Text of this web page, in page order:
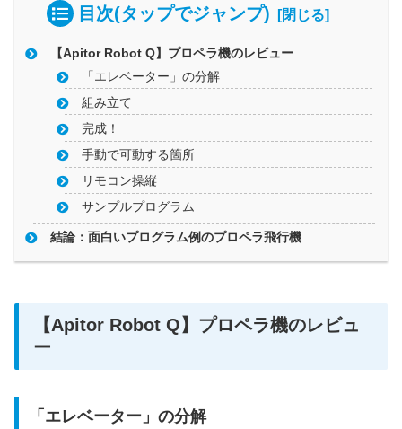
目次(タップでジャンプ)
【Apitor Robot Q】プロペラ機のレビュー
「エレベーター」の分解
組み立て
完成！
手動で可動する箇所
リモコン操縦
サンプルプログラム
結論：面白いプログラム例のプロペラ飛行機
【Apitor Robot Q】プロペラ機のレビュ
ー
「エレベーター」の分解